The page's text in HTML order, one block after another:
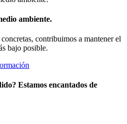
ambiente.
contribuimos a mantener el
bajo posible.
Estamos encantados de